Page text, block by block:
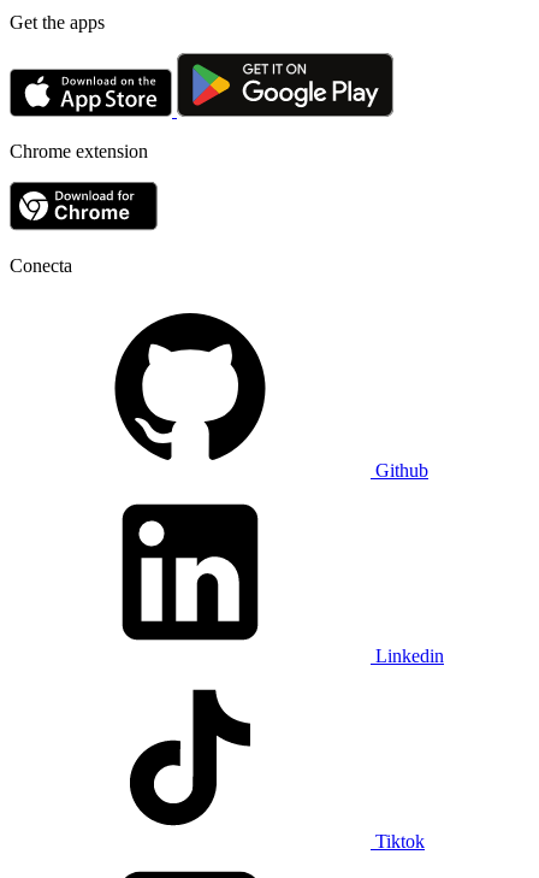
Get the apps
Chrome extension
Conecta
Github
Linkedin
Tiktok